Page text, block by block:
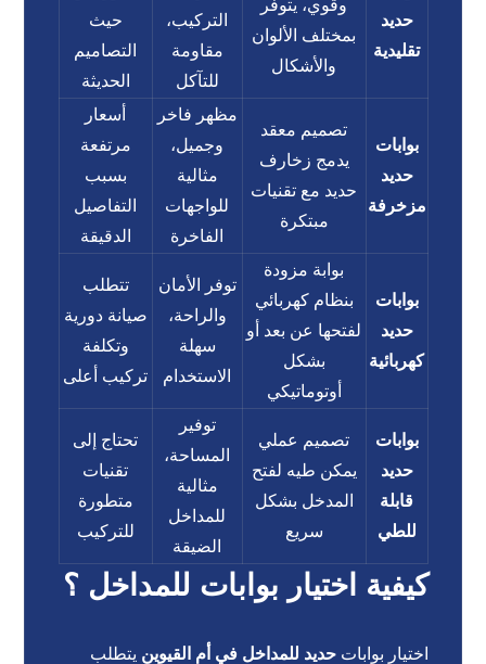
حديد
تقليدية
وقوي، يتوفر
بمختلف الألوان
والأشكال
التركيب،
مقاومة
للتآكل
حيث
التصاميم
الحديثة
بوابات
حديد
مزخرفة
تصميم معقد
يدمج زخارف
حديد مع تقنيات
مبتكرة
مظهر فاخر
وجميل،
مثالية
للواجهات
الفاخرة
أسعار
مرتفعة
بسبب
التفاصيل
الدقيقة
بوابات
حديد
كهربائية
بوابة مزودة
بنظام كهربائي
لفتحها عن بعد أو
بشكل
أوتوماتيكي
توفر الأمان
والراحة،
سهلة
الاستخدام
تتطلب
صيانة دورية
وتكلفة
تركيب أعلى
بوابات
حديد
قابلة
للطي
تصميم عملي
يمكن طيه لفتح
المدخل بشكل
سريع
توفير
المساحة،
مثالية
للمداخل
الضيقة
تحتاج إلى
تقنيات
متطورة
للتركيب
كيفية اختيار بوابات للمداخل ؟
اختيار بواباتحديد للمداخل في أم القيوين يتطلب